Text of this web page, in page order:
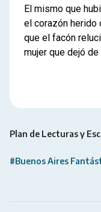
El mismo que
el corazón herido
que el facón
mujer que dejó de
Plan de Lecturas y
#Buenos Aires